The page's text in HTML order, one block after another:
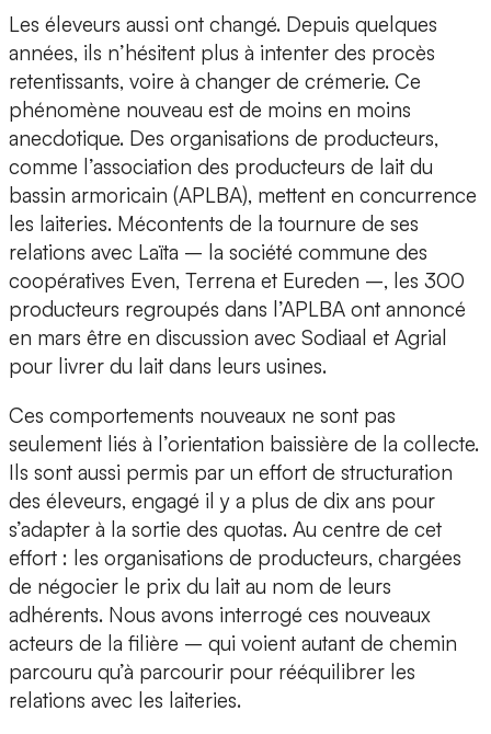
Les éleveurs aussi ont changé. Depuis quelques
années, ils n’hésitent plus à intenter des procès
retentissants, voire à changer de crémerie. Ce
phénomène nouveau est de moins en moins
anecdotique. Des organisations de producteurs,
comme l’association des producteurs de lait du
bassin armoricain (APLBA), mettent en concurrence
les laiteries. Mécontents de la tournure de ses
relations avec Laïta – la société commune des
coopératives Even, Terrena et Eureden –, les 300
producteurs regroupés dans l’APLBA ont annoncé
en mars être en discussion avec Sodiaal et Agrial
pour livrer du lait dans leurs usines.
Ces comportements nouveaux ne sont pas
seulement liés à l’orientation baissière de la collecte.
Ils sont aussi permis par un effort de structuration
des éleveurs, engagé il y a plus de dix ans pour
s’adapter à la sortie des quotas. Au centre de cet
effort : les organisations de producteurs, chargées
de négocier le prix du lait au nom de leurs
adhérents. Nous avons interrogé ces nouveaux
acteurs de la filière – qui voient autant de chemin
parcouru qu’à parcourir pour rééquilibrer les
relations avec les laiteries.